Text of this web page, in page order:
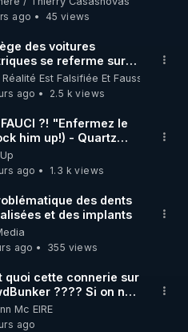
rdlr_thierrycasasnovas/
RGNR (stages,
SUR ODYSEE
sont aussi sur la
(Hormèse)
ago
45 views
des voitures
se referme sur
!
Est Falsifiée Et Fausse
ago
2.5 k views
FAUCI ?! "Enfermez le
him up!) - Quartz
ago
1.3 k views
des dents
et des implants
ago
355 views
quoi cette connerie sur
???? Si on ne
publier, c'est un
la censure. Ne payez
Mc EIRE
ago